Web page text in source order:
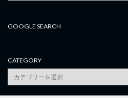
GOOGLE SEARCH
CATEGORY
category